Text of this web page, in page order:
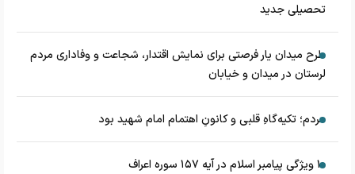
تحصیلی جدید
طرح میدان یار فرصتی برای نمایش اقتدار، شجاعت و وفاداری مردم
لرستان در میدان و خیابان
مردم؛ تکیه‌گاهِ قلبی و کانونِ اهتمام امام شهید بود
۱۰ ویژگی پیامبر اسلام در آیه ۱۵۷ سوره اعراف